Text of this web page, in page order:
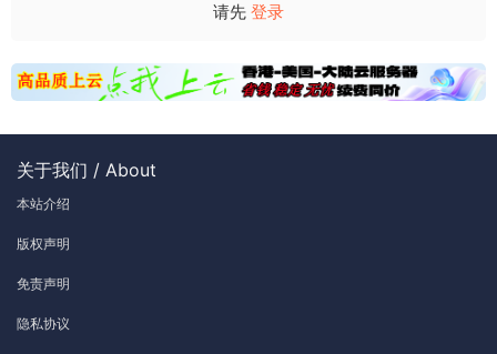
请先 登录
关于我们 / About
本站介绍
版权声明
免责声明
隐私协议